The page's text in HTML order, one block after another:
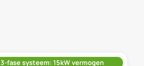
3-fase systeem: 15kW vermogen